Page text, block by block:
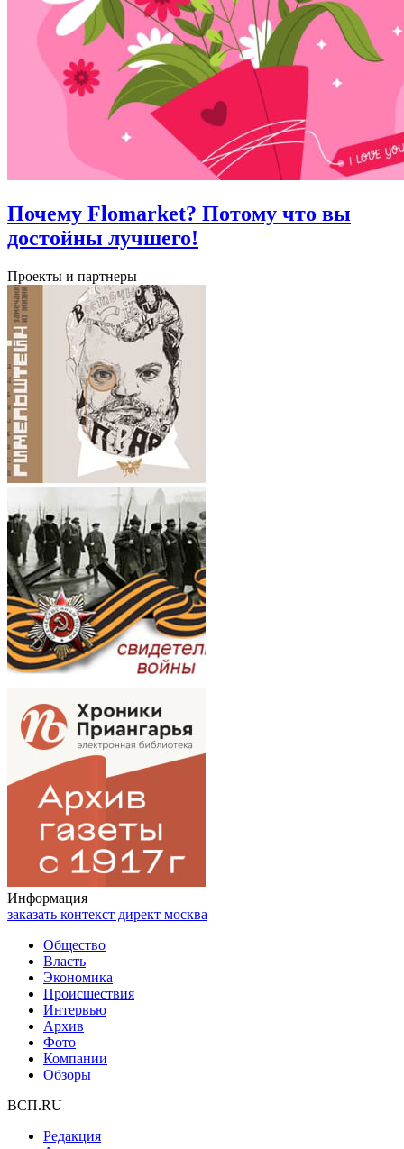
Почему Flomarket? Потому что вы
достойны лучшего!
Проекты и партнеры
Информация
заказать контекст директ москва
Общество
Власть
Экономика
Происшествия
Интервью
Архив
Фото
Компании
Обзоры
ВСП.RU
Редакция